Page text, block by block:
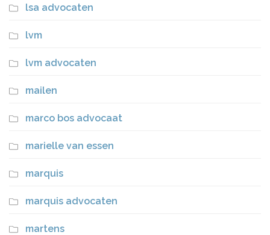
lsa advocaten
lvm
lvm advocaten
mailen
marco bos advocaat
marielle van essen
marquis
marquis advocaten
martens